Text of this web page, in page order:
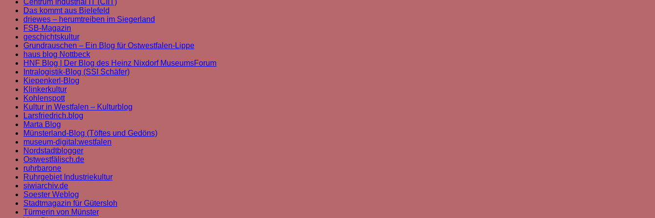
Das kommt aus Bielefeld
driewes – herumtreiben im Siegerland
FSB-Magazin
geschichtskultur
Grundrauschen – Ein Blog für Ostwestfalen-Lippe
haus blog Nottbeck
HNF Blog | Der Blog des Heinz Nixdorf MuseumsForum
Intralogistik-Blog (SSI Schäfer)
Kiepenkerl-Blog
Klinkerkultur
Kohlenspott
Kultur in Westfalen – Kulturblog
Larsfriedrich.blog
Marta Blog
Münsterland-Blog (Töftes und Gedöns)
museum-digital:westfalen
Nordstadtblogger
Ostwestfälisch.de
ruhrbarone
Ruhrgebiet Industriekultur
siwiarchiv.de
Soester Weblog
Stadtmagazin für Gütersloh
Türmerin von Münster